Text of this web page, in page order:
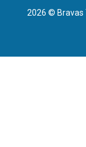
2026 © Bravas